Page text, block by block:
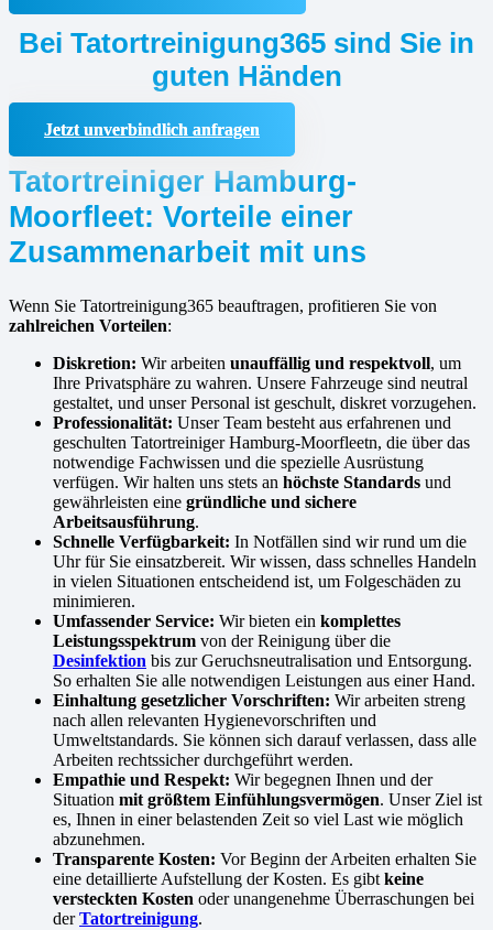
Bei Tatortreinigung365 sind Sie in
guten Händen
Jetzt unverbindlich anfragen
Tatortreiniger Hamburg-
Moorfleet: Vorteile einer
Zusammenarbeit mit uns
Wenn Sie Tatortreinigung365 beauftragen, profitieren Sie von
zahlreichen Vorteilen:
Diskretion: Wir arbeiten unauffällig und respektvoll, um
Ihre Privatsphäre zu wahren. Unsere Fahrzeuge sind neutral
gestaltet, und unser Personal ist geschult, diskret vorzugehen.
Professionalität: Unser Team besteht aus erfahrenen und
geschulten Tatortreiniger Hamburg-Moorfleetn, die über das
notwendige Fachwissen und die spezielle Ausrüstung
verfügen. Wir halten uns stets an höchste Standards und
gewährleisten eine gründliche und sichere
Arbeitsausführung.
Schnelle Verfügbarkeit: In Notfällen sind wir rund um die
Uhr für Sie einsatzbereit. Wir wissen, dass schnelles Handeln
in vielen Situationen entscheidend ist, um Folgeschäden zu
minimieren.
Umfassender Service: Wir bieten ein komplettes
Leistungsspektrum von der Reinigung über die
Desinfektion bis zur Geruchsneutralisation und Entsorgung.
So erhalten Sie alle notwendigen Leistungen aus einer Hand.
Einhaltung gesetzlicher Vorschriften: Wir arbeiten streng
nach allen relevanten Hygienevorschriften und
Umweltstandards. Sie können sich darauf verlassen, dass alle
Arbeiten rechtssicher durchgeführt werden.
Empathie und Respekt: Wir begegnen Ihnen und der
Situation mit größtem Einfühlungsvermögen. Unser Ziel ist
es, Ihnen in einer belastenden Zeit so viel Last wie möglich
abzunehmen.
Transparente Kosten: Vor Beginn der Arbeiten erhalten Sie
eine detaillierte Aufstellung der Kosten. Es gibt keine
versteckten Kosten oder unangenehme Überraschungen bei
derTatortreinigung.